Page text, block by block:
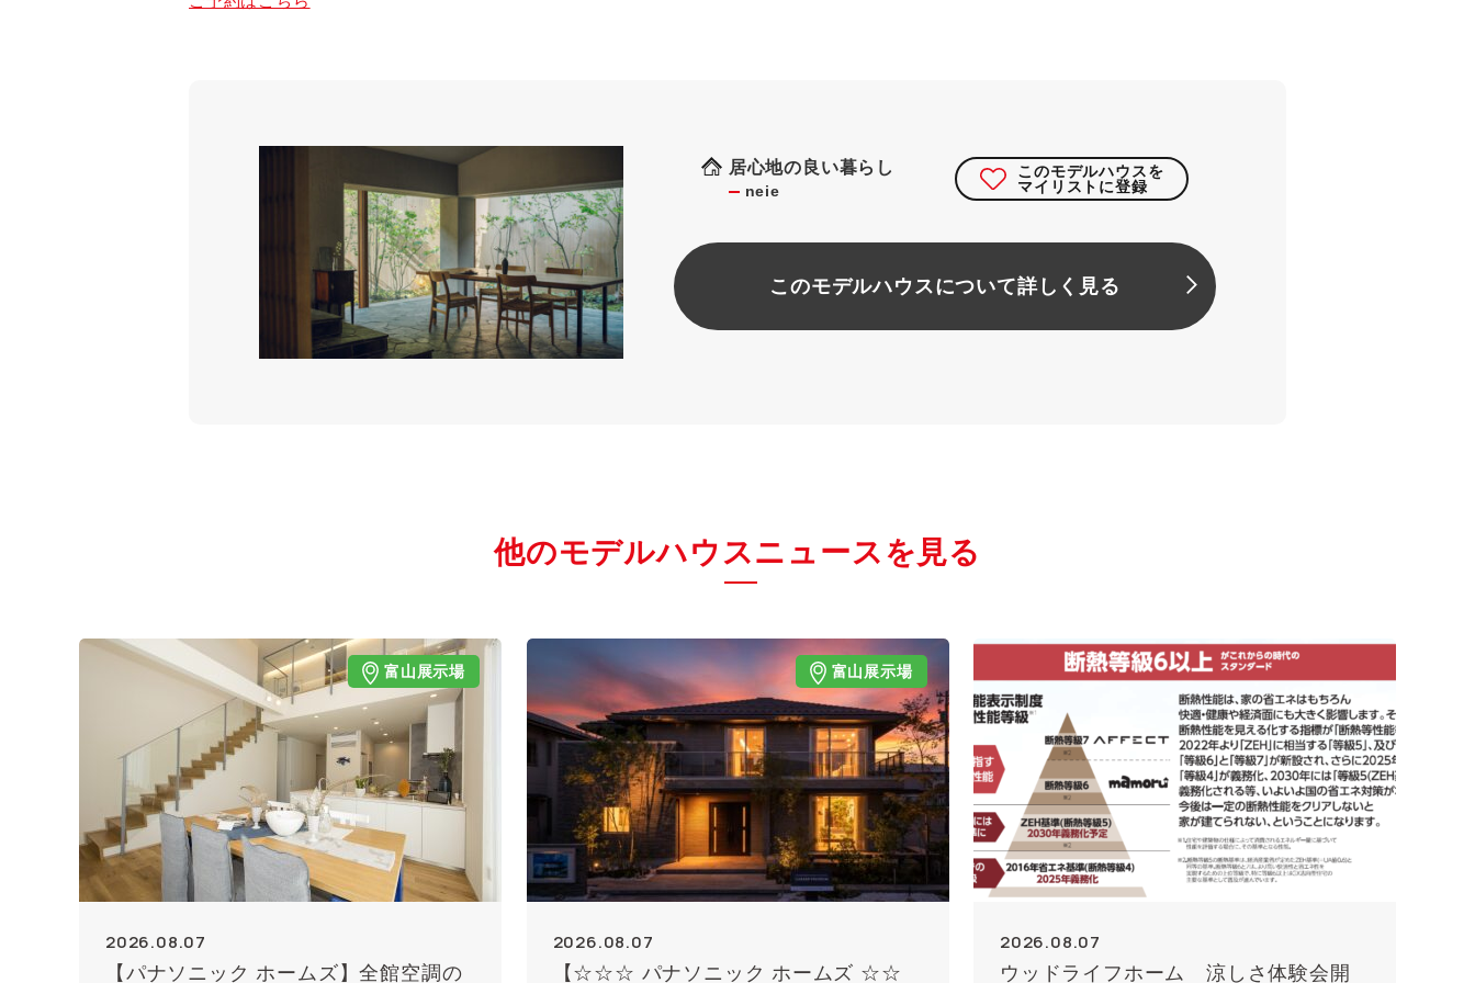
居心地の良い暮らし
neie
このモデルハウスを
マイリストに登録
このモデルハウスについて詳しく見る
他のモデルハウスニュースを見る
富山展示場
2026.08.07
【パナソニック ホームズ】全館空調の
富山展示場
2026.08.07
【☆☆☆ パナソニック ホームズ ☆☆
2026.08.07
ウッドライフホーム 涼しさ体験会開